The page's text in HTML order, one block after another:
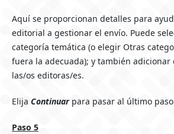
Aquí se proporcionan detalles para
editorial a gestionar el envío. Puede
categoría temática (o elegir Otras
fuera la adecuada); y también adicionar
las/os editoras/es.
Elija Continuarpara pasar al último
Paso 5